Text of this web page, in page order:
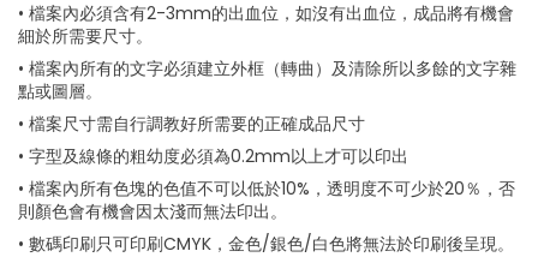
• 檔案內必須含有2-3mm的出血位，如沒有出血位，成品將有機會
細於所需要尺寸。
• 檔案內所有的文字必須建立外框（轉曲）及清除所以多餘的文字雜
點或圖層。
• 檔案尺寸需自行調教好所需要的正確成品尺寸
• 字型及線條的粗幼度必須為0.2mm以上才可以印出
• 檔案內所有色塊的色值不可以低於10%，透明度不可少於20％，否
則顏色會有機會因太淺而無法印出。
• 數碼印刷只可印刷CMYK，金色/銀色/白色將無法於印刷後呈現。